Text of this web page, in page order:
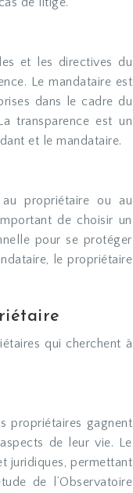
et les directives du
Le mandataire est
dans le cadre du
transparence est un
et le mandataire.
propriétaire ou au
de choisir un
pour se protéger
le propriétaire
qui cherchent à
propriétaires gagnent
de leur vie. Le
juridiques, permettant
de l’Observatoire